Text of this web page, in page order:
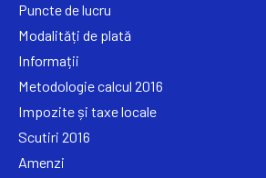
Puncte de lucru
Modalități de plată
Informații
Metodologie calcul 2016
Impozite și taxe locale
Scutiri 2016
Amenzi